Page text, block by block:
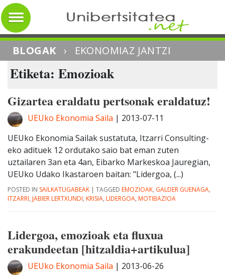
BLOGAK › EKONOMIAZ JANTZI
Etiketa: Emozioak
Gizartea eraldatu pertsonak eraldatuz!
UEUko Ekonomia Saila | 2013-07-11
UEUko Ekonomia Sailak sustatuta, Itzarri Consulting-
eko adituek 12 ordutako saio bat eman zuten
uztailaren 3an eta 4an, Eibarko Markeskoa Jauregian,
UEUko Udako Ikastaroen baitan: "Lidergoa, (...)
POSTED IN SAILKATUGABEAK | TAGGED EMOZIOAK, GALDER GUENAGA,
ITZARRI, JABIER LERTXUNDI, KRISIA, LIDERGOA, MOTIBAZIOA
Lidergoa, emozioak eta fluxua
erakundeetan [hitzaldia+artikulua]
UEUko Ekonomia Saila | 2013-06-26